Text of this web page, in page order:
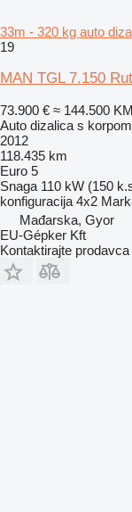
33m - 320 kg auto
19
MAN TGL 7.150
73.900 € ≈ 144.500 KM
Auto dizalica s korpom
2012
118.435 km
Euro 5
Snaga 110 kW (150
konfiguracija 4x2
Mađarska, Gyor
EU-Gépker Kft
Kontaktirajte prodavca